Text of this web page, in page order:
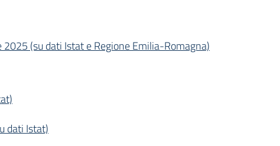
(su dati Istat e Regione Emilia-Romagna)
dati Istat)